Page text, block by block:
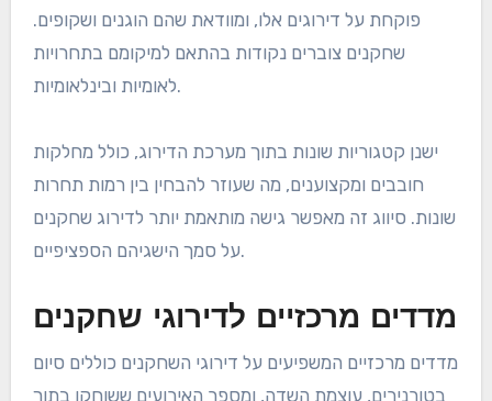
פוקחת על דירוגים אלו, ומוודאת שהם הוגנים ושקופים.
שחקנים צוברים נקודות בהתאם למיקומם בתחרויות
לאומיות ובינלאומיות.
ישנן קטגוריות שונות בתוך מערכת הדירוג, כולל מחלקות
חובבים ומקצוענים, מה שעוזר להבחין בין רמות תחרות
שונות. סיווג זה מאפשר גישה מותאמת יותר לדירוג שחקנים
על סמך הישגיהם הספציפיים.
מדדים מרכזיים לדירוגי שחקנים
מדדים מרכזיים המשפיעים על דירוגי השחקנים כוללים סיום
בטורנירים, עוצמת השדה, ומספר האירועים ששוחקו בתוך